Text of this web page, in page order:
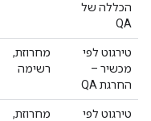
הכללה של
QA
טירגוט לפי
מכשיר –
החרגת QA
מחרוזת,
רשימה
טירגוט לפי
מחרוזת,